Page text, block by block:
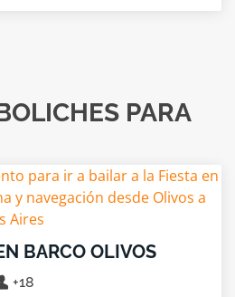
PARA
BARCO OLIVOS
+18